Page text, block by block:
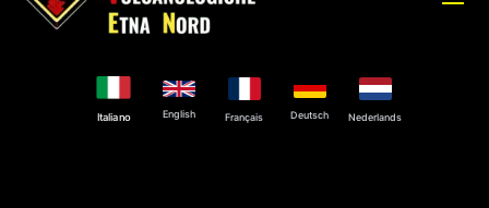
⏳ PIANO PROVENZANA (1800M)
ACTIVITÉ VOLCANIQUE
Activité explosive au Cratère Nord-Est et à la
Italiano English Français Deutsch Nederlands